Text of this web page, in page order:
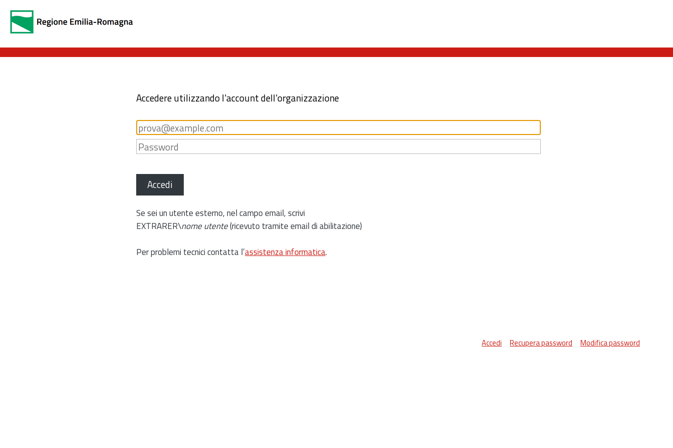
Accedere utilizzando l'account dell'organizzazione
Accedi
Se sei un utente esterno, nel campo email, scrivi
EXTRARER\nome utente(ricevuto tramite email di abilitazione)
Per problemi tecnici contatta l’assistenza informatica.
Accedi Recupera password Modifica password